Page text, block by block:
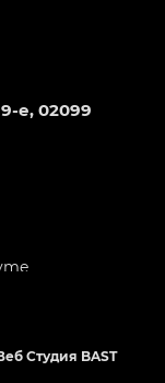
е, 02099
Студия BAST